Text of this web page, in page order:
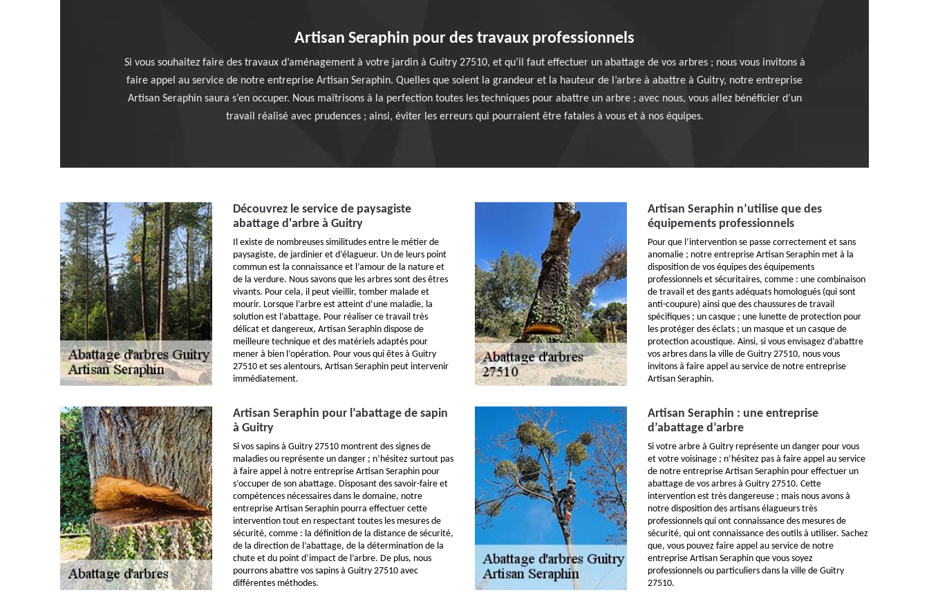
Artisan Seraphin pour des travaux professionnels
Si vous souhaitez faire des travaux d’aménagement à votre jardin à Guitry 27510, et qu’il faut effectuer un abattage de vos arbres ; nous vous invitons à
faire appel au service de notre entreprise Artisan Seraphin. Quelles que soient la grandeur et la hauteur de l’arbre à abattre à Guitry, notre entreprise
Artisan Seraphin saura s’en occuper. Nous maîtrisons à la perfection toutes les techniques pour abattre un arbre ; avec nous, vous allez bénéficier d’un
travail réalisé avec prudences ; ainsi, éviter les erreurs qui pourraient être fatales à vous et à nos équipes.
Découvrez le service de paysagiste
abattage d'arbre à Guitry
Il existe de nombreuses similitudes entre le métier de
paysagiste, de jardinier et d’élagueur. Un de leurs point
commun est la connaissance et l’amour de la nature et
de la verdure. Nous savons que les arbres sont des êtres
vivants. Pour cela, il peut vieillir, tomber malade et
mourir. Lorsque l’arbre est atteint d’une maladie, la
solution est l’abattage. Pour réaliser ce travail très
délicat et dangereux, Artisan Seraphin dispose de
meilleure technique et des matériels adaptés pour
mener à bien l’opération. Pour vous qui êtes à Guitry
27510 et ses alentours, Artisan Seraphin peut intervenir
immédiatement.
Artisan Seraphin n’utilise que des
équipements professionnels
Pour que l’intervention se passe correctement et sans
anomalie ; notre entreprise Artisan Seraphin met à la
disposition de vos équipes des équipements
professionnels et sécuritaires, comme : une combinaison
de travail et des gants adéquats homologués (qui sont
anti-coupure) ainsi que des chaussures de travail
spécifiques ; un casque ; une lunette de protection pour
les protéger des éclats ; un masque et un casque de
protection acoustique. Ainsi, si vous envisagez d’abattre
vos arbres dans la ville de Guitry 27510, nous vous
invitons à faire appel au service de notre entreprise
Artisan Seraphin.
Artisan Seraphin pour l’abattage de sapin
à Guitry
Si vos sapins à Guitry 27510 montrent des signes de
maladies ou représente un danger ; n’hésitez surtout pas
à faire appel à notre entreprise Artisan Seraphin pour
s’occuper de son abattage. Disposant des savoir-faire et
compétences nécessaires dans le domaine, notre
entreprise Artisan Seraphin pourra effectuer cette
intervention tout en respectant toutes les mesures de
sécurité, comme : la définition de la distance de sécurité,
de la direction de l’abattage, de la détermination de la
chute et du point d’impact de l’arbre. De plus, nous
pourrons abattre vos sapins à Guitry 27510 avec
différentes méthodes.
Artisan Seraphin : une entreprise
d’abattage d’arbre
Si votre arbre à Guitry représente un danger pour vous
et votre voisinage ; n’hésitez pas à faire appel au service
de notre entreprise Artisan Seraphin pour effectuer un
abattage de vos arbres à Guitry 27510. Cette
intervention est très dangereuse ; mais nous avons à
notre disposition des artisans élagueurs très
professionnels qui ont connaissance des mesures de
sécurité, qui ont connaissance des outils à utiliser. Sachez
que, vous pouvez faire appel au service de notre
entreprise Artisan Seraphin que vous soyez
professionnels ou particuliers dans la ville de Guitry
27510.